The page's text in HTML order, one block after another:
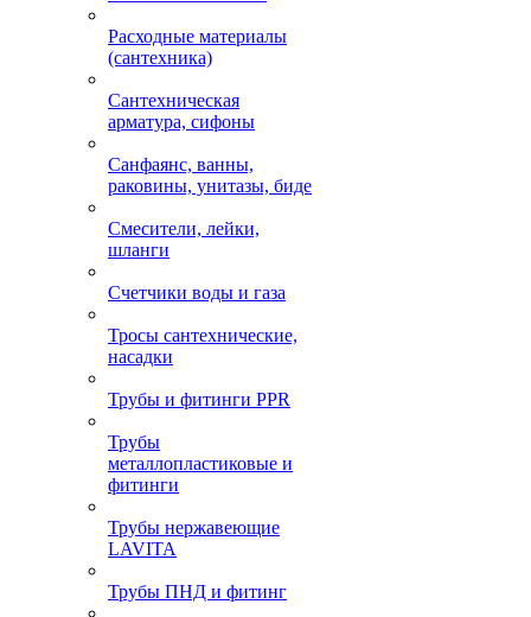
Расходные материалы
(сантехника)
Сантехническая
арматура, сифоны
Санфаянс, ванны,
раковины, унитазы, биде
Смесители, лейки,
шланги
Счетчики воды и газа
Тросы сантехнические,
насадки
Трубы и фитинги PPR
Трубы
металлопластиковые и
фитинги
Трубы нержавеющие
LAVITA
Трубы ПНД и фитинг